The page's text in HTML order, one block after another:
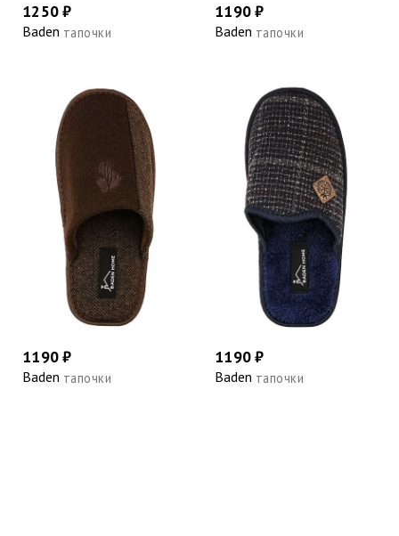
1250 ₽
Baden тапочки
1190 ₽
Baden тапочки
1190 ₽
Baden тапочки
1190 ₽
Baden тапочки